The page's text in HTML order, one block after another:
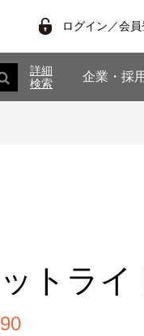
ログイン／会
詳細
検索
企業・採
トライ